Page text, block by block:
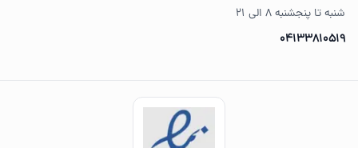
شنبه تا پنجشنبه ۸ الی ۲۱
04133810519